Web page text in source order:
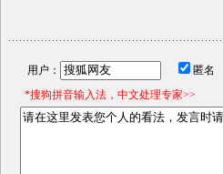
用户： 匿名
*搜狗拼音输入法，中文处理专家>>